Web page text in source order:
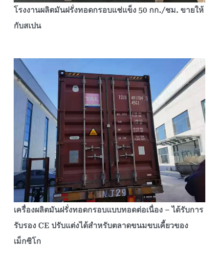
โรงงานผลิตมันฝรั่งทอดกรอบแช่แข็ง 50 กก./ชม. ขายให้
กับสเปน
เครื่องผลิตมันฝรั่งทอดกรอบแบบทอดต่อเนื่อง – ได้รับการ
รับรอง CE ปรับแต่งได้สำหรับตลาดขนมขบเคี้ยวของ
เม็กซิโก